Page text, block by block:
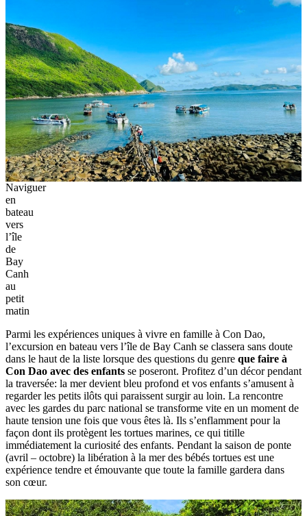
Naviguer
en
bateau
vers
l’île
de
Bay
Canh
au
petit
matin
Parmi les expériences uniques à vivre en famille à Con Dao,
l’excursion en bateau vers l’île de Bay Canh se classera sans doute
dans le haut de la liste lorsque des questions du genre que faire à
Con Dao avec des enfants se poseront. Profitez d’un décor pendant
la traversée: la mer devient bleu profond et vos enfants s’amusent à
regarder les petits ilôts qui paraissent surgir au loin. La rencontre
avec les gardes du parc national se transforme vite en un moment de
haute tension une fois que vous êtes là. Ils s’enflamment pour la
façon dont ils protègent les tortues marines, ce qui titille
immédiatement la curiosité des enfants. Pendant la saison de ponte
(avril – octobre) la libération à la mer des bébés tortues est une
expérience tendre et émouvante que toute la famille gardera dans
son cœur.